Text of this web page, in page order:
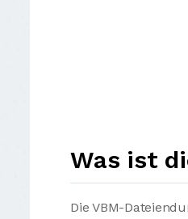
Was ist
Die VBM-